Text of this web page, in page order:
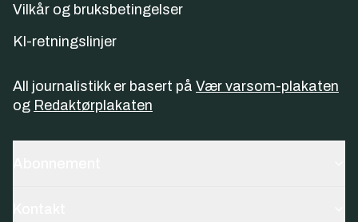
Vilkår og bruksbetingelser
KI-retningslinjer
All journalistikk er basert på Vær varsom-plakaten
og Redaktørplakaten